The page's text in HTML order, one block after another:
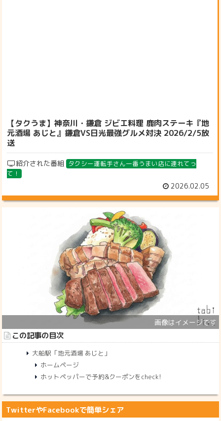
【タクうま】神奈川・鎌倉 ジビエ料理 鹿肉ステーキ『地
元酒場 あじと』鎌倉VS日光最強グルメ対決 2026/2/5放
送
紹介された番組 タクシー運転手さん一番うまい店に連れてっ
て！
2026.02.05
この記事の目次
大船駅「地元酒場 あじと」
ホームページ
ホットペッパーで予約&クーポンをcheck!
TwitterやFacebookで簡単シェア